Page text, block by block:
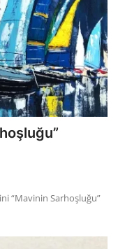
“Mavinin Sarhoşluğu”